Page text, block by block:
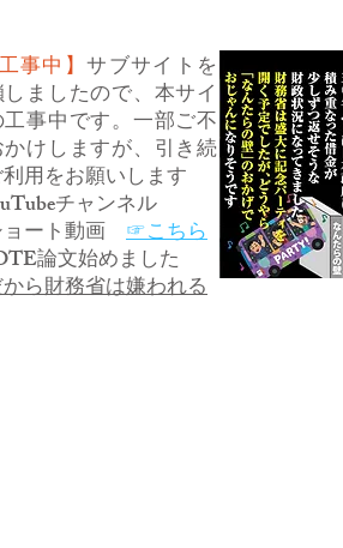
工事中】サブサイトを
ましたので、本サイ
工事中です。一部ご不
けしますが、引き続
用をお願いします
チャンネル
ート動画 ☞こちら
論文始めました
ら財務省は嫌われる